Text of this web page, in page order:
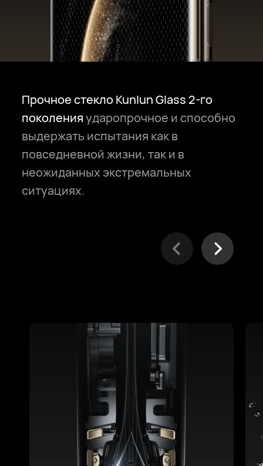
Прочное стекло Kunlun Glass 2-го
поколенияударопрочное и способно
выдержать испытания как в
повседневной жизни, так и в
неожиданных экстремальных
ситуациях.